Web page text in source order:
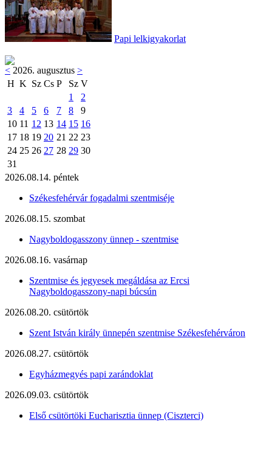
Papi lelkigyakorlat
< 2026. augusztus >
H K Sz Cs P Sz V
1
2
3
4 5 6 7 8
9
10 11 12 13 14 15 16
17 18 19 20 21 22 23
24 25 26 27 28 29 30
31
2026.08.14. péntek
Székesfehérvár fogadalmi szentmiséje
2026.08.15. szombat
Nagyboldogasszony ünnep - szentmise
2026.08.16. vasárnap
Szentmise és jegyesek megáldása az Ercsi
Nagyboldogasszony-napi búcsún
2026.08.20. csütörtök
Szent István király ünnepén szentmise Székesfehérváron
2026.08.27. csütörtök
Egyházmegyés papi zarándoklat
2026.09.03. csütörtök
Első csütörtöki Eucharisztia ünnep (Ciszterci)